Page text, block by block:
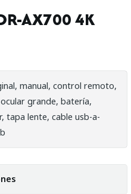
AX700 4K
manual, control remoto,
grande, batería,
tapa lente, cable usb-a-